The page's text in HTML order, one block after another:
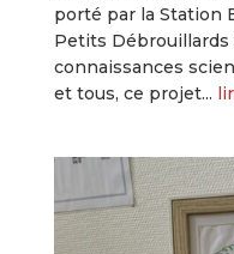
porté par la Station
Petits Débrouillards
connaissances
et tous, ce projet...